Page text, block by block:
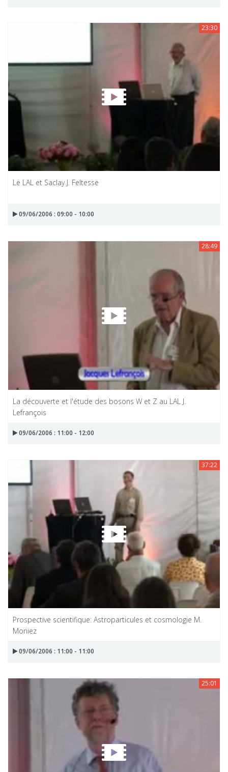
23:30
Le LAL et Saclay J. Feltesse
09/06/2006 : 09:00 - 10:00
28:49
La découverte et l'étude des bosons W et Z au LAL J.
Lefrançois
09/06/2006 : 11:00 - 12:00
37:22
Prospective scientifique: Astroparticules et cosmologie M.
Moniez
09/06/2006 : 11:00 - 11:00
25:01